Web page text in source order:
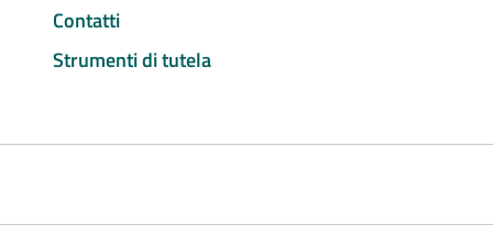
Contatti
Strumenti di tutela